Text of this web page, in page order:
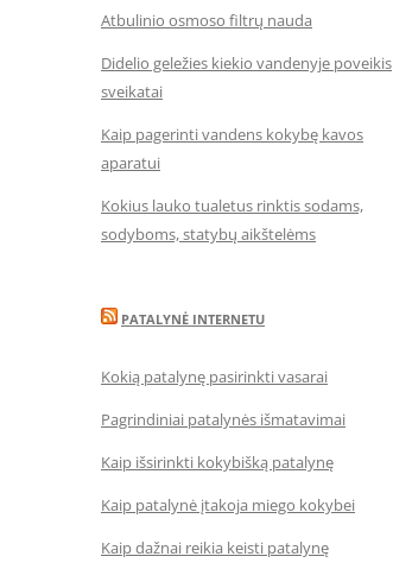
Atbulinio osmoso filtrų nauda
Didelio geležies kiekio vandenyje poveikis
sveikatai
Kaip pagerinti vandens kokybę kavos
aparatui
Kokius lauko tualetus rinktis sodams,
sodyboms, statybų aikštelėms
PATALYNĖ INTERNETU
Kokią patalynę pasirinkti vasarai
Pagrindiniai patalynės išmatavimai
Kaip išsirinkti kokybišką patalynę
Kaip patalynė įtakoja miego kokybei
Kaip dažnai reikia keisti patalynę